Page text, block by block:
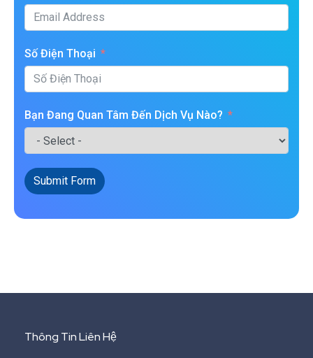
Số Điện Thoại
Bạn Đang Quan Tâm Đến Dịch Vụ Nào?
Submit Form
Thông Tin Liên Hệ